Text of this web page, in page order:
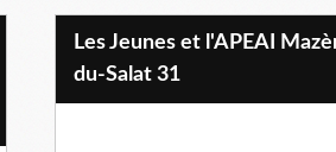
Les Jeunes et l'APEAI Mazères-
du-Salat 31